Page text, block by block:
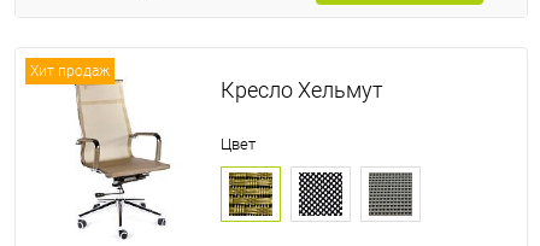
Хит продаж
Кресло Хельмут
Цвет